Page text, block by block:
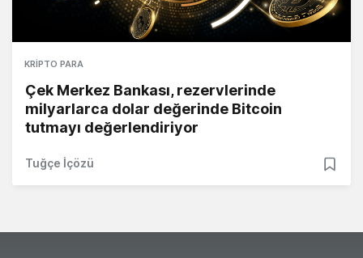
KRIPTO PARA
Çek Merkez Bankası, rezervlerinde
milyarlarca dolar değerinde Bitcoin
tutmayı değerlendiriyor
Tuğçe İçözü